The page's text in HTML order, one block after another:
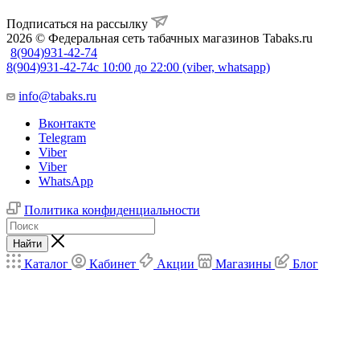
Подписаться на рассылку
2026 © Федеральная сеть табачных магазинов Tabaks.ru
8(904)931-42-74
8(904)931-42-74с 10:00 до 22:00 (viber, whatsapp)
info@tabaks.ru
Вконтакте
Telegram
Viber
Viber
WhatsApp
Политика конфиденциальности
Найти
Каталог Кабинет Акции Магазины Блог